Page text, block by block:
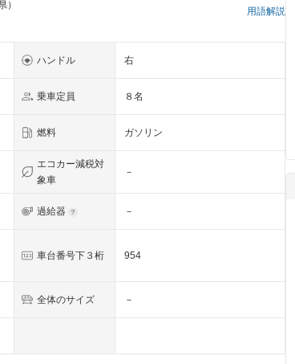
）
用語解説
ハンドル 右
乗車定員 ８名
燃料 ガソリン
エコカー減税対
象車
－
過給器 －
車台番号下３桁 954
全体のサイズ －